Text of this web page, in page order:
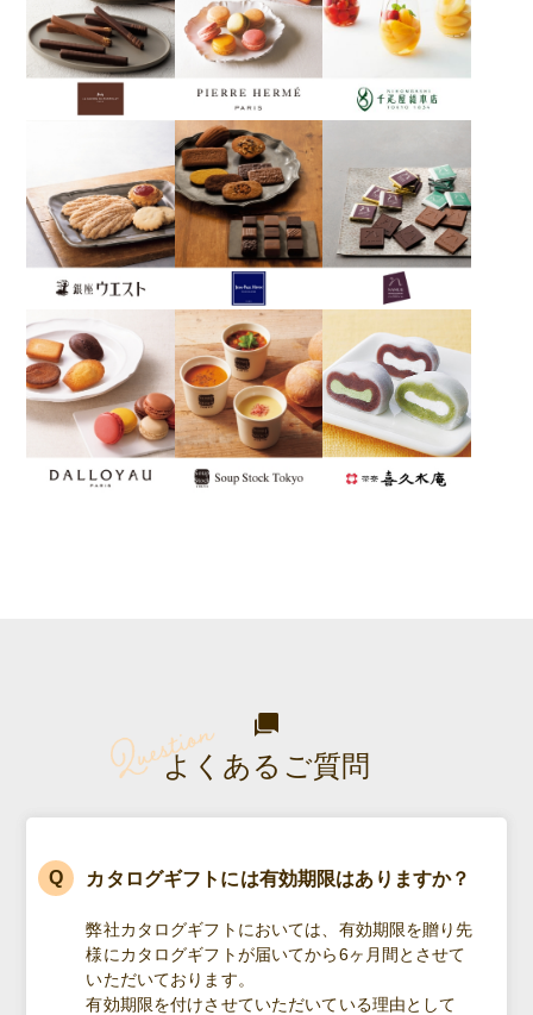
よくあるご質問
カタログギフトには有効期限はありますか？
弊社カタログギフトにおいては、有効期限を贈り先
様にカタログギフトが届いてから6ヶ月間とさせて
いただいております。
有効期限を付けさせていただいている理由として